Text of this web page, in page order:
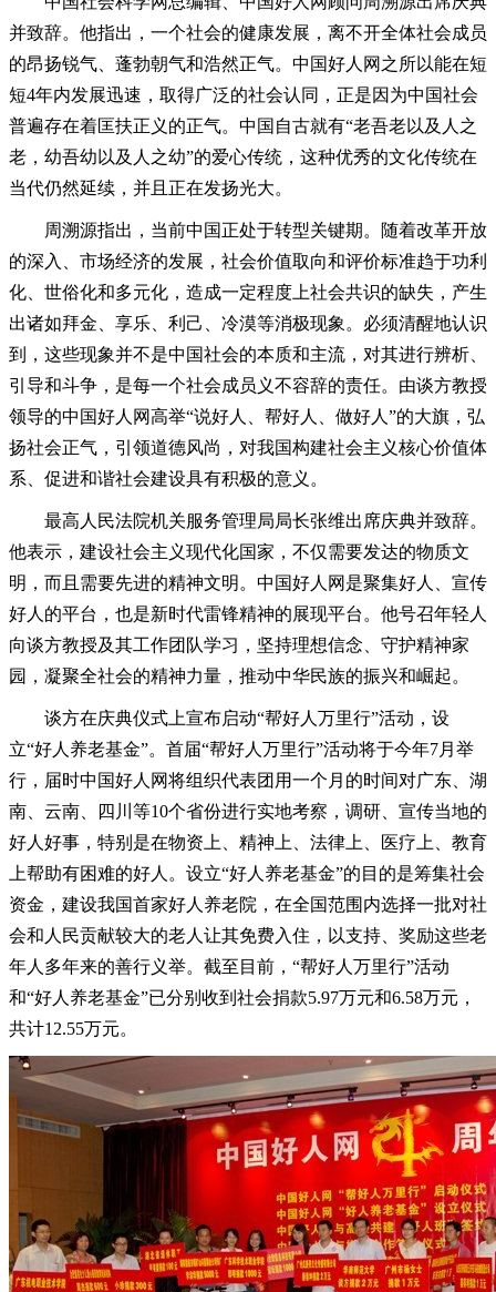
并致辞。他指出，一个社会的健康发展，离不开全体社会成员
的昂扬锐气、蓬勃朝气和浩然正气。中国好人网之所以能在短
短4年内发展迅速，取得广泛的社会认同，正是因为中国社会
普遍存在着匡扶正义的正气。中国自古就有“老吾老以及人之
老，幼吾幼以及人之幼”的爱心传统，这种优秀的文化传统在
当代仍然延续，并且正在发扬光大。
周溯源指出，当前中国正处于转型关键期。随着改革开放
的深入、市场经济的发展，社会价值取向和评价标准趋于功利
化、世俗化和多元化，造成一定程度上社会共识的缺失，产生
出诸如拜金、享乐、利己、冷漠等消极现象。必须清醒地认识
到，这些现象并不是中国社会的本质和主流，对其进行辨析、
引导和斗争，是每一个社会成员义不容辞的责任。由谈方教授
领导的中国好人网高举“说好人、帮好人、做好人”的大旗，弘
扬社会正气，引领道德风尚，对我国构建社会主义核心价值体
系、促进和谐社会建设具有积极的意义。
最高人民法院机关服务管理局局长张维出席庆典并致辞。
他表示，建设社会主义现代化国家，不仅需要发达的物质文
明，而且需要先进的精神文明。中国好人网是聚集好人、宣传
好人的平台，也是新时代雷锋精神的展现平台。他号召年轻人
向谈方教授及其工作团队学习，坚持理想信念、守护精神家
园，凝聚全社会的精神力量，推动中华民族的振兴和崛起。
谈方在庆典仪式上宣布启动“帮好人万里行”活动，设
立“好人养老基金”。首届“帮好人万里行”活动将于今年7月举
行，届时中国好人网将组织代表团用一个月的时间对广东、湖
南、云南、四川等10个省份进行实地考察，调研、宣传当地的
好人好事，特别是在物资上、精神上、法律上、医疗上、教育
上帮助有困难的好人。设立“好人养老基金”的目的是筹集社会
资金，建设我国首家好人养老院，在全国范围内选择一批对社
会和人民贡献较大的老人让其免费入住，以支持、奖励这些老
年人多年来的善行义举。截至目前，“帮好人万里行”活动
和“好人养老基金”已分别收到社会捐款5.97万元和6.58万元，
共计12.55万元。